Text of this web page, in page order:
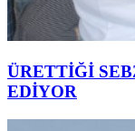
ÜRETTİĞİ
EDİYOR